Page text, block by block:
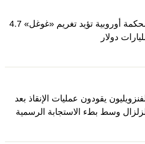
محكمة أوروبية تؤيد تغريم «غوغل» 4.7
دولار
يقودون عمليات الإنقاذ بعد
وسط بطء الاستجابة الرسمية